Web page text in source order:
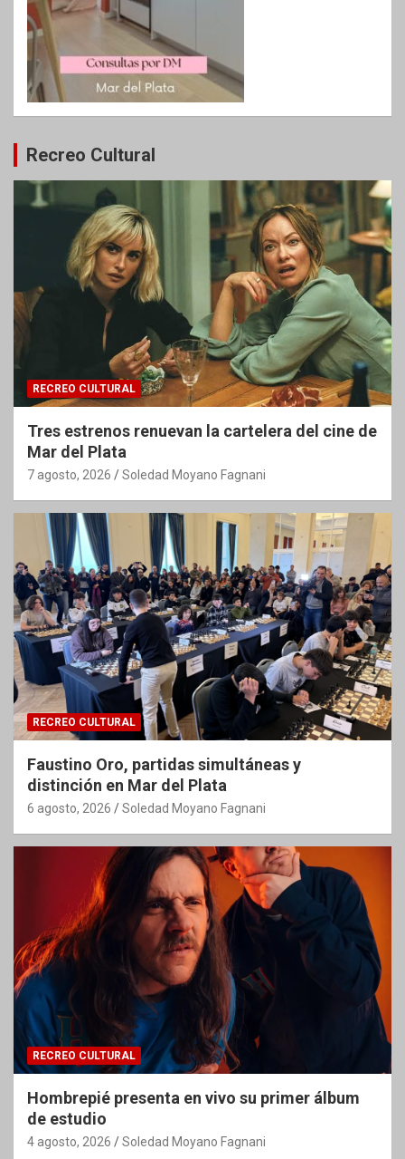
Recreo Cultural
RECREO CULTURAL
Tres estrenos renuevan la cartelera del cine de
Mar del Plata
7 agosto, 2026 Soledad Moyano Fagnani
RECREO CULTURAL
Faustino Oro, partidas simultáneas y
distinción en Mar del Plata
6 agosto, 2026 Soledad Moyano Fagnani
RECREO CULTURAL
Hombrepié presenta en vivo su primer álbum
de estudio
4 agosto, 2026 Soledad Moyano Fagnani